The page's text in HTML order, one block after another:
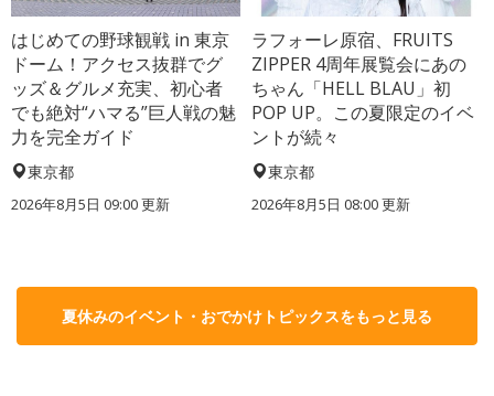
はじめての野球観戦 in 東京
ドーム！アクセス抜群でグ
ッズ＆グルメ充実、初心者
でも絶対“ハマる”巨人戦の魅
力を完全ガイド
東京都
2026年8月5日 09:00更新
ラフォーレ原宿、FRUITS
ZIPPER 4周年展覧会にあの
ちゃん「HELL BLAU」初
POP UP。この夏限定のイベ
ントが続々
東京都
2026年8月5日 08:00更新
夏休みのイベント・おでかけトピックスをもっと見る